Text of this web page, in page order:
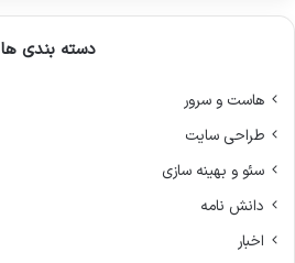
دسته بندی ها
هاست و سرور
طراحی سایت
سئو و بهینه سازی
دانش نامه
اخبار